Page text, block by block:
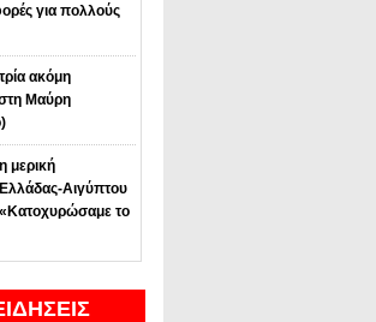
για πολλούς
ακόμη
Μαύρη
μερική
Αιγύπτου
το